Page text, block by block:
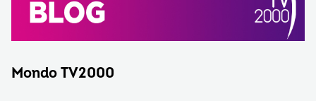
Mondo TV2000